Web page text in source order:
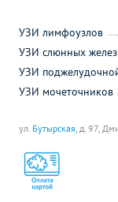
ул. Бутырская, д. 97,
УЗИ лимфоузлов
УЗИ слюнных желез
УЗИ
УЗИ мочеточников